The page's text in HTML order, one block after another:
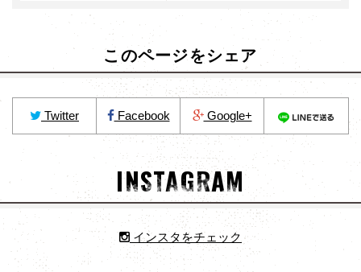
このページをシェア
Twitter Facebook Google+
INSTAGRAM
インスタをチェック